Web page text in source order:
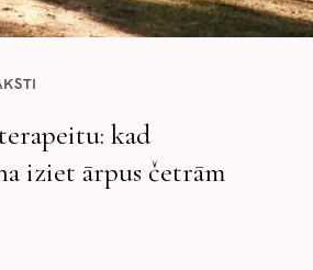
kad
iziet ārpus četrām